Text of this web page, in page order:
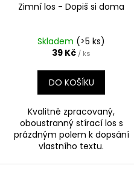
Zimní los - Dopiš si doma
Skladem (>5 ks)
39 Kč / ks
DO KOŠÍKU
Kvalitně zpracovaný,
oboustranný stírací los s
prázdným polem k dopsání
vlastního textu.